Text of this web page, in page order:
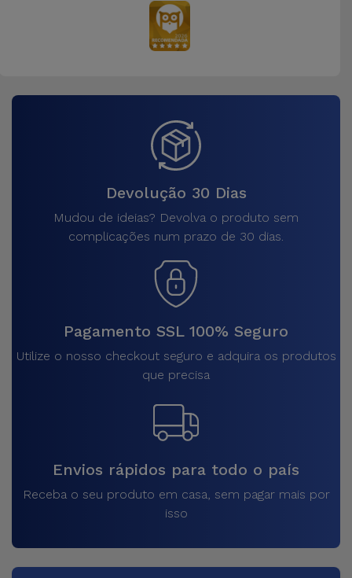
Devolução 30 Dias
Mudou de ideias? Devolva o produto sem
complicações num prazo de 30 dias.
Pagamento SSL 100% Seguro
Utilize o nosso checkout seguro e adquira os produtos
que precisa
Envios rápidos para todo o país
Receba o seu produto em casa, sem pagar mais por
isso